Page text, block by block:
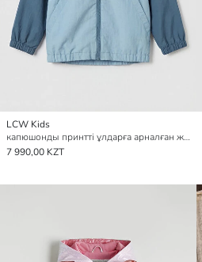
LCW Kids
капюшонды принтті ұлдарға арналған жаңбырдан қорғайтын жамылғы
7 990,00 KZT